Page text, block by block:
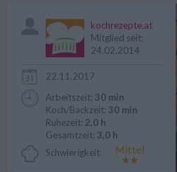
kochrezepte.at
Mitglied seit:
24.02.2014
22.11.2017
Arbeitszeit: 30 min
Koch/Backzeit: 30 min
Ruhezeit: 2,0 h
Gesamtzeit: 3,0 h
Schwierigkeit: